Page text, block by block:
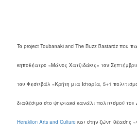
ΑΝΘΕΚΤΙΚΗ
To project Toubanaki and The Buzz Bastardz που
κηποθέατρο «Μάνος Χατζιδάκις» τον
του Φεστιβάλ «Κρήτη μια Ιστορία, 5+1
διαθέσιμο στο ψηφιακό κανάλι πολιτισμού
Heraklion Arts and Culture και στην ζώνη θέασης